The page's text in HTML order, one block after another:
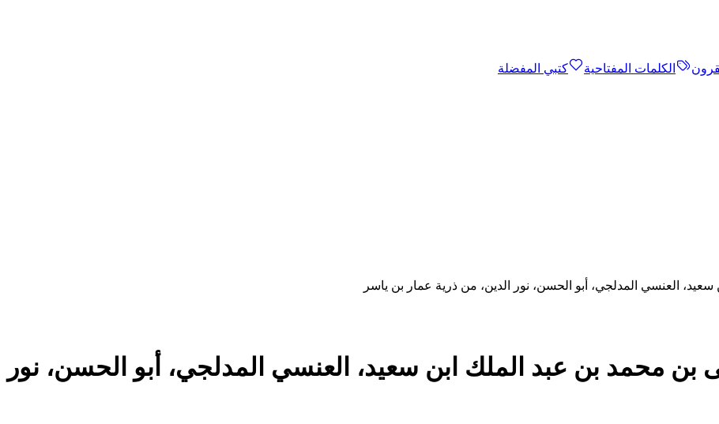
الكلمات المفتاحية
كتبي المفضلة
العنسي المدلجي، أبو الحسن، نور الدين، من ذرية عمار بن ياسر
محمد بن عبد الملك ابن سعيد، العنسي المدلجي، أبو الحسن، نور